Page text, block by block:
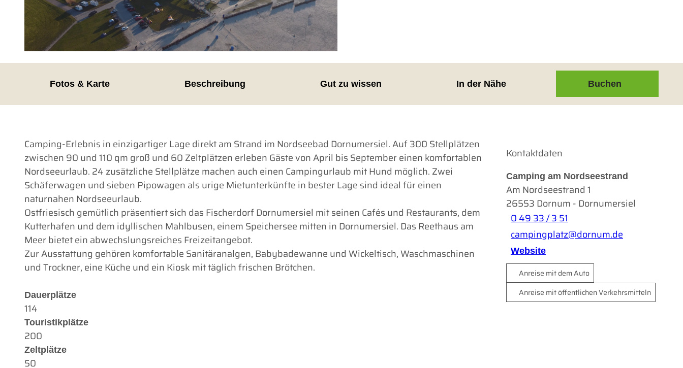
Fotos & Karte Beschreibung Gut zu wissen In der Nähe Buchen
Camping-Erlebnis in einzigartiger Lage direkt am Strand im Nordseebad Dornumersiel. Auf 300 Stellplätzen
zwischen 90 und 110 qm groß und 60 Zeltplätzen erleben Gäste von April bis September einen komfortablen
Nordseeurlaub. 24 zusätzliche Stellplätze machen auch einen Campingurlaub mit Hund möglich. Zwei
Schäferwagen und sieben Pipowagen als urige Mietunterkünfte in bester Lage sind ideal für einen
naturnahen Nordseeurlaub.
Ostfriesisch gemütlich präsentiert sich das Fischerdorf Dornumersiel mit seinen Cafés und Restaurants, dem
Kutterhafen und dem idyllischen Mahlbusen, einem Speichersee mitten in Dornumersiel. Das Reethaus am
Meer bietet ein abwechslungsreiches Freizeitangebot.
Zur Ausstattung gehören komfortable Sanitäranalgen, Babybadewanne und Wickeltisch, Waschmaschinen
und Trockner, eine Küche und ein Kiosk mit täglich frischen Brötchen.
Dauerplätze
114
Touristikplätze
200
Zeltplätze
50
Kontaktdaten
Camping am Nordseestrand
Am Nordseestrand 1
26553 Dornum - Dornumersiel
0 49 33 / 3 51
campingplatz@dornum.de
Website
Anreise mit dem Auto
Anreise mit öffentlichen Verkehrsmitteln